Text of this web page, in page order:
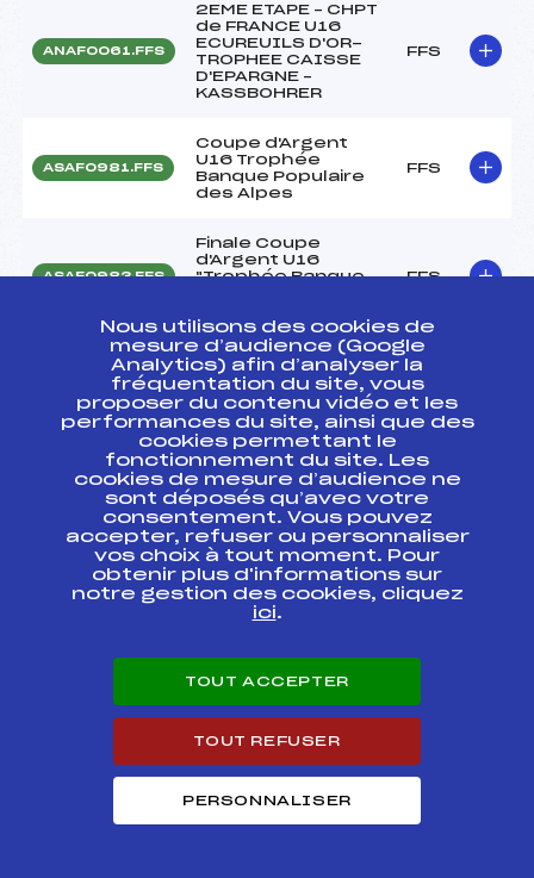
ANAF0061.FFS
2EME ETAPE – CHPT
de FRANCE U16
ECUREUILS D'OR-
TROPHEE CAISSE
D'EPARGNE –
KASSBOHRER
FFS
ASAF0981.FFS
Coupe d'Argent
U16 Trophée
Banque Populaire
des Alpes
FFS
ASAF0983.FFS
Finale Coupe
d'Argent U16
"Trophée Banque
FFS
ASAF0982.FFS
Finale Coupe
d'Argent U16
"Trophée Banque
Populaire des
Alpes"
FFS
ASAF0761.FFS
Coupe d'Argent
U16 "Trophée
Banque Populaire
des Alpes"
FFS
ASAF0731.FFS
Coupe d'Argent
U16 "Trophée
Banque Populaire
FFS
SELECTION U16
SLALOM DAMES
ASAF0661.FFS
TARENTAISE –
GEANT DAMES
FFS
Nous utilisons des cookies de
mesure d’audience (Google
Analytics) afin d’analyser la
fréquentation du site, vous
proposer du contenu vidéo et les
performances du site, ainsi que des
cookies permettant le
fonctionnement du site. Les
cookies de mesure d’audience ne
sont déposés qu’avec votre
consentement. Vous pouvez
accepter, refuser ou personnaliser
vos choix à tout moment. Pour
obtenir plus d'informations sur
notre gestion des cookies, cliquez
ici.
TOUT ACCEPTER
TOUT REFUSER
PERSONNALISER